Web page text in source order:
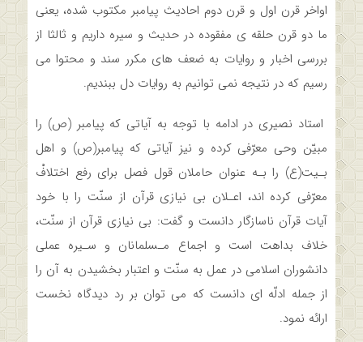
اواخر قرن اول و قرن دوم احادیث پیامبر مکتوب شده، یعنی
ما دو قرن حلقه ی مفقوده در حدیث و سیره داریم و ثالثا از
بررسی اخبار و روایات به ضعف های مکرر سند و محتوا می
رسیم که در نتیجه نمی توانیم به روایات دل ببندیم.
استاد نصیری در ادامه با توجه به آیاتی که پیامبر (ص) را
مبیّن وحی معرّفی کرده و نیز آیاتی که پیامبر(ص) و اهل
بـیت(ع) را بـه عنوان حاملان قول فصل‌ برای‌ رفع‌ اختلافْ
معرّفی کرده اند، اعـلان بی نیازی قرآن از سنّت را با خود
آیات قرآن ناسازگار دانست و گفت: بی نیازی قرآن‌ از‌ سنّت،
خلاف بداهت است و اجماع‌ مـسلمانان‌ و سـیره عملی
دانشوران‌ اسلامی‌ در‌ عمل‌ به‌ سنّت و اعتبار‌ بخشیدن‌ به آن را
از جمله ادلّه ای دانست که می‌ توان‌ بر‌ رد دیدگاه نخست
ارائه نمود.